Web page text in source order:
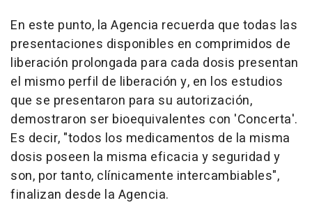
En este punto, la Agencia recuerda que todas las
presentaciones disponibles en comprimidos de
liberación prolongada para cada dosis presentan
el mismo perfil de liberación y, en los estudios
que se presentaron para su autorización,
demostraron ser bioequivalentes con 'Concerta'.
Es decir, "todos los medicamentos de la misma
dosis poseen la misma eficacia y seguridad y
son, por tanto, clínicamente intercambiables",
finalizan desde la Agencia.